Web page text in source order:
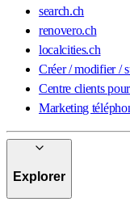
search.ch
renovero.ch
localcities.ch
Créer / modifier /
Centre clients
Marketing
Explorer